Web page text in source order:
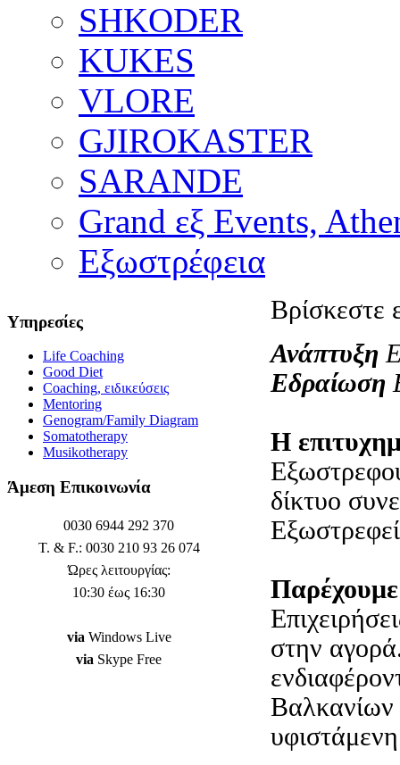
SHKODER
KUKES
VLORE
GJIROKASTER
SARANDE
Grand εξ Events,
Εξωστρέφεια
Βρίσκεστε
Ανάπτυξη
Εδραίωση
Η
δίκτυο
Παρέχουμε
στην
Βαλκανίων
Υπηρεσίες
Life Coaching
Good Diet
Coaching, ειδικεύσεις
Mentoring
Genogram/Family Diagram
Somatotherapy
Musikotherapy
Άμεση Επικοινωνία
0030 6944 292 370
T. & F.: 0030 210 93 26 074
Ώρες λειτουργίας:
10:30 έως 16:30
via Windows Live
via Skype Free